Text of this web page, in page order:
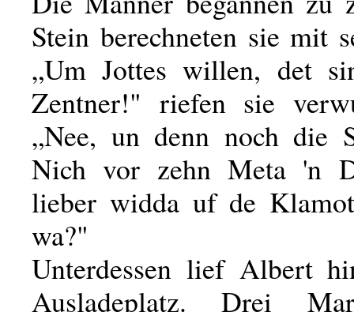
Stein berechneten sie mit
„Um Jottes willen, det
Zentner!" riefen sie
„Nee, un denn noch die
Nich vor zehn Meta 'n
lieber widda uf de
wa?"
Unterdessen lief Albert
Ausladeplatz. Drei